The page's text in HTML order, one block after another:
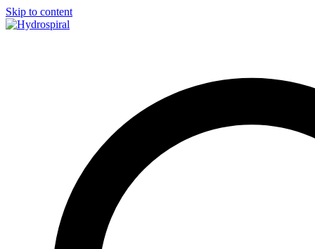
Skip to content